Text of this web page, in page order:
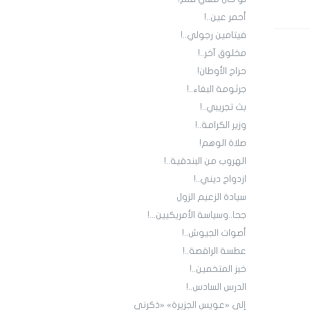
أحمر عين..!
فيتامين رجولي..!
مخلوق آخر..!
حراج الأوطان!
جرثومة البغاء..!
بث تجريبي..!
وزير الكرامة..!
صلاة الوهم!
الهروب من البندقية..!
ازدواج ديني..!
سيادة الزعيم الزول
جحا..وسياسة الأمريكيين...!
أصوات الجيوش..!
عطسة الراقصة..!
خبز المتخمين..!
الدرس السادس..!
إلى «عويس الجزيرة» «ذكرني